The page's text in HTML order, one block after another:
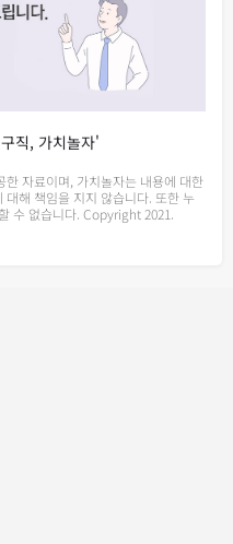
직, 가치놀자'
자료이며, 가치놀자는 내용에 대한
해 책임을 지지 않습니다. 또한 누
수 없습니다. Copyright 2021.